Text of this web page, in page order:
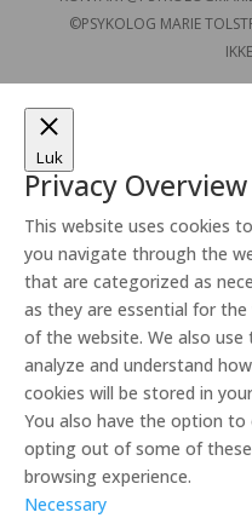
©PSYKOLOG MARIE
Luk
Privacy Overview
This website uses cookies
you navigate through the
that are categorized as
as they are essential for
of the website. We also
analyze and understand
cookies will be stored in
You also have the option
opting out of some of
browsing experience.
Necessary